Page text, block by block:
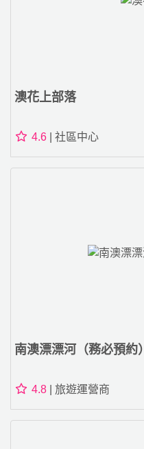
澳花上部落
4.6 | 社區中心
南澳漂漂河（務必預約）
4.8 | 旅遊運營商